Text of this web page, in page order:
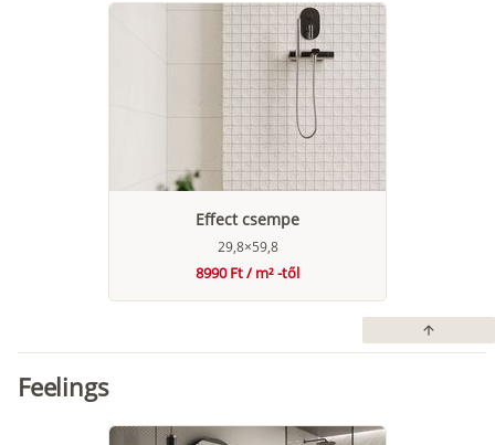
Effect csempe
29,8×59,8
8990 Ft / m² -től
arrow_upward
Feelings